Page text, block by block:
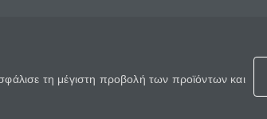
τη μέγιστη προβολή των προϊόντων και